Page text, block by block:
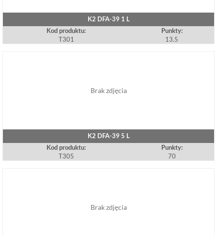
K2 DFA-39 1 L
Kod produktu:
T301
Punkty:
13.5
Brak zdjęcia
K2 DFA-39 5 L
Kod produktu:
T305
Punkty:
70
Brak zdjęcia